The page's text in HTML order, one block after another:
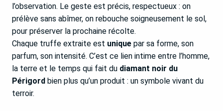
l’observation. Le geste est précis, respectueux : on
prélève sans abîmer, on rebouche soigneusement le sol,
pour préserver la prochaine récolte.
Chaque truffe extraite est unique par sa forme, son
parfum, son intensité. C’est ce lien intime entre l’homme,
la terre et le temps qui fait du diamant noir du
Périgord bien plus qu’un produit : un symbole vivant du
terroir.